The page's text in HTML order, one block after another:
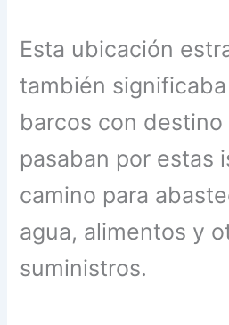
Esta ubicación
también
barcos con destino
pasaban por estas
camino para
agua, alimentos y
suministros.